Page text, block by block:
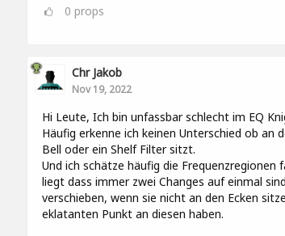
0 props
Chr Jakob
Nov 19, 2022
Hi Leute, Ich bin unfassbar schlecht im EQ
Häufig erkenne ich keinen Unterschied ob an
Bell oder ein Shelf Filter sitzt.
Und ich schätze häufig die Frequenzregionen
liegt dass immer zwei Changes auf einmal
verschieben, wenn sie nicht an den Ecken
eklatanten Punkt an diesen haben.